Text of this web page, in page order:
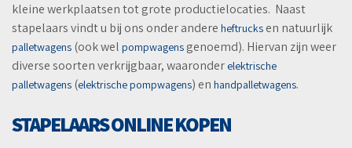
kleine werkplaatsen tot grote productielocaties. Naast
stapelaars vindt u bij ons onder andere heftrucks en natuurlijk
palletwagens (ook wel pompwagens genoemd). Hiervan zijn weer
diverse soorten verkrijgbaar, waaronder elektrische
palletwagens (elektrische pompwagens) en handpalletwagens.
STAPELAARS ONLINE KOPEN